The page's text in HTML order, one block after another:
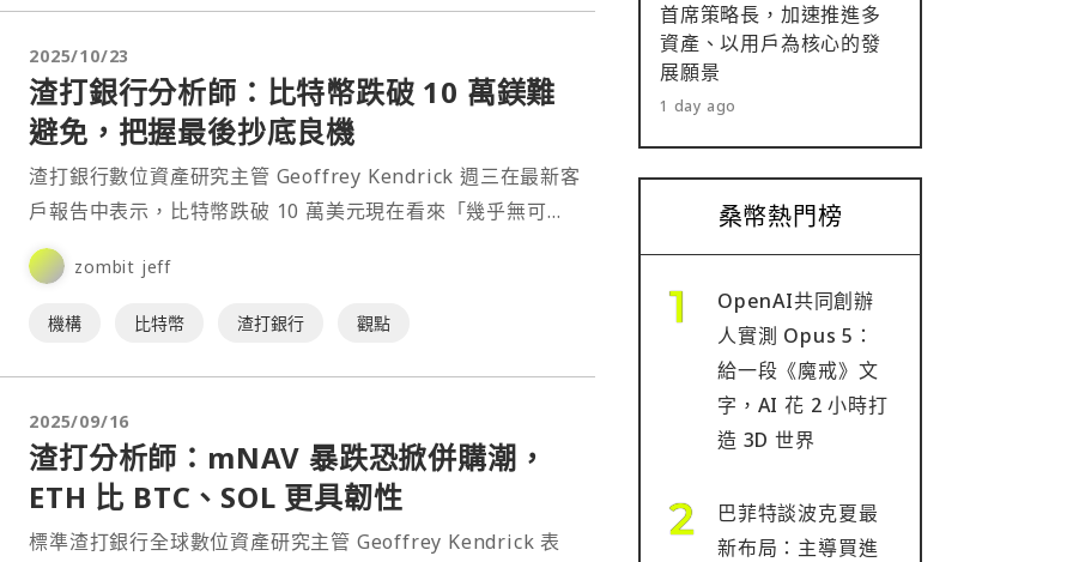
2025/10/23
渣打銀行分析師：比特幣跌破 10 萬鎂難
避免，把握最後抄底良機
渣打銀行數位資產研究主管 Geoffrey Kendrick 週三在最新客
戶報告中表示，比特幣跌破 10 萬美元現在看來「幾乎無可避
免」。⋯
zombit jeff
機構 比特幣 渣打銀行 觀點
2025/09/16
渣打分析師：mNAV 暴跌恐掀併購潮，
ETH 比 BTC、SOL 更具韌性
標準渣打銀行全球數位資產研究主管 Geoffrey Kendrick 表
首席策略長，加速推進多
資產、以用戶為核心的發
展願景
1 day ago
桑幣熱門榜
OpenAI共同創辦
人實測 Opus 5：
給一段《魔戒》文
字，AI 花 2 小時打
造 3D 世界
巴菲特談波克夏最
新布局：主導買進